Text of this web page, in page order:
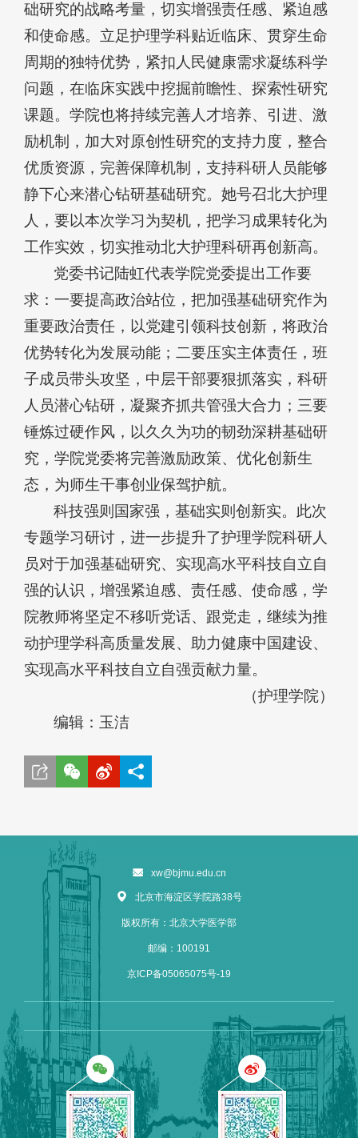
础研究的战略考量，切实增强责任感、紧迫感
和使命感。立足护理学科贴近临床、贯穿生命
周期的独特优势，紧扣人民健康需求凝练科学
问题，在临床实践中挖掘前瞻性、探索性研究
课题。学院也将持续完善人才培养、引进、激
励机制，加大对原创性研究的支持力度，整合
优质资源，完善保障机制，支持科研人员能够
静下心来潜心钻研基础研究。她号召北大护理
人，要以本次学习为契机，把学习成果转化为
工作实效，切实推动北大护理科研再创新高。
党委书记陆虹代表学院党委提出工作要
求：一要提高政治站位，把加强基础研究作为
重要政治责任，以党建引领科技创新，将政治
优势转化为发展动能；二要压实主体责任，班
子成员带头攻坚，中层干部要狠抓落实，科研
人员潜心钻研，凝聚齐抓共管强大合力；三要
锤炼过硬作风，以久久为功的韧劲深耕基础研
究，学院党委将完善激励政策、优化创新生
态，为师生干事创业保驾护航。
科技强则国家强，基础实则创新实。此次
专题学习研讨，进一步提升了护理学院科研人
员对于加强基础研究、实现高水平科技自立自
强的认识，增强紧迫感、责任感、使命感，学
院教师将坚定不移听党话、跟党走，继续为推
动护理学科高质量发展、助力健康中国建设、
实现高水平科技自立自强贡献力量。
（护理学院）
编辑：玉洁
xw@bjmu.edu.cn
北京市海淀区学院路38号
版权所有：北京大学医学部
邮编：100191
京ICP备05065075号-19